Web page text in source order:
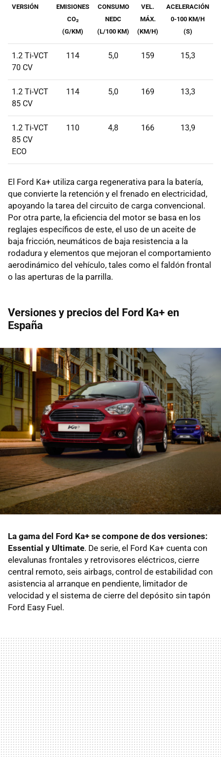
VERSIÓN
EMISIONES
CO₂
(G/KM)
CONSUMO
NEDC
(L/100 KM)
VEL.
MÁX.
(KM/H)
ACELERACIÓN
0-100 KM/H
(S)
1.2 Ti-VCT
70 CV
114 5,0 159 15,3
1.2 Ti-VCT
85 CV
114 5,0 169 13,3
1.2 Ti-VCT
85 CV
ECO
110 4,8 166 13,9
El Ford Ka+ utiliza carga regenerativa para la batería,
que convierte la retención y el frenado en electricidad,
apoyando la tarea del circuito de carga convencional.
Por otra parte, la eficiencia del motor se basa en los
reglajes específicos de este, el uso de un aceite de
baja fricción, neumáticos de baja resistencia a la
rodadura y elementos que mejoran el comportamiento
aerodinámico del vehículo, tales como el faldón frontal
o las aperturas de la parrilla.
Versiones y precios del Ford Ka+ en
España
La gama del Ford Ka+ se compone de dos versiones:
Essential y Ultimate. De serie, el Ford Ka+ cuenta con
elevalunas frontales y retrovisores eléctricos, cierre
central remoto, seis airbags, control de estabilidad con
asistencia al arranque en pendiente, limitador de
velocidad y el sistema de cierre del depósito sin tapón
Ford Easy Fuel.